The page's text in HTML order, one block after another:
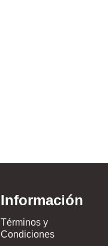
Información
Términos y
Condiciones